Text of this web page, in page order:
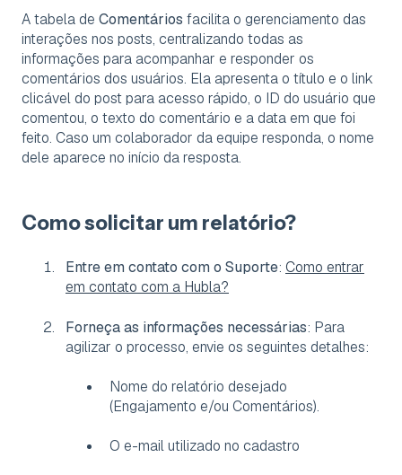
A tabela de Comentários facilita o gerenciamento das
interações nos posts, centralizando todas as
informações para acompanhar e responder os
comentários dos usuários. Ela apresenta o título e o link
clicável do post para acesso rápido, o ID do usuário que
comentou, o texto do comentário e a data em que foi
feito. Caso um colaborador da equipe responda, o nome
dele aparece no início da resposta.
Como solicitar um relatório?
Entre em contato com o Suporte: Como entrar
em contato com a Hubla?
Forneça as informações necessárias: Para
agilizar o processo, envie os seguintes detalhes:
Nome do relatório desejado
(Engajamento e/ou Comentários).
O e-mail utilizado no cadastro